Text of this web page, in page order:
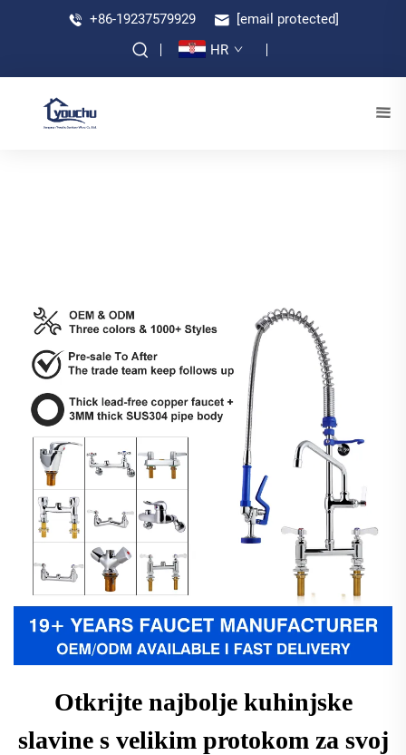
+86-19237579929
[email protected]
HR
Otkrijte najbolje kuhinjske
slavine s velikim protokom za svoj